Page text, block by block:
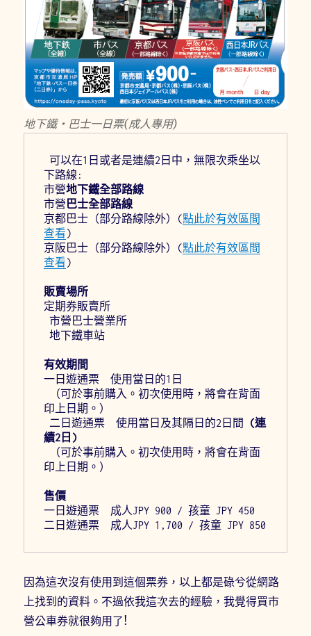
地下鐵・巴士一日票(成人專用)
可以在1日或者是連續2日中，無限次乘坐以
下路線:
市營地下鐵全部路線
市營 巴士全部路線
京都巴士（部分路線除外）(點此於有效區間
查看)
京阪巴士（部分路線除外）(點此於有效區間
查看)
販賣場所
定期券販賣所
市營巴士營業所
地下鐵車站
有效期間
一日遊通票　使用當日的1日
印上日期。）
二日遊通票　使用當日及其隔日的2日間 (連
續2日)
印上日期。）
售價
一日遊通票  成人JPY 900 / 孩童 JPY 450
因為這次沒有使用到這個票券，以上都是碌兮從網路
上找到的資料。不過依我這次去的經驗，我覺得買市
營公車券就很夠用了!